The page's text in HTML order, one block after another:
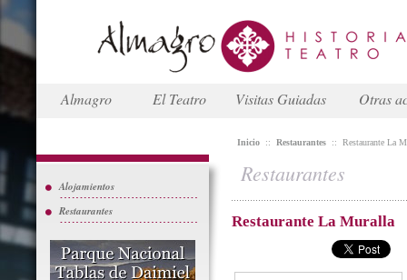
Almagro El Teatro Visitas Guiadas Otras
Alojamientos
Restaurantes
Inicio :: Restaurantes :: Restaurante La
Restaurantes
Restaurante La Muralla